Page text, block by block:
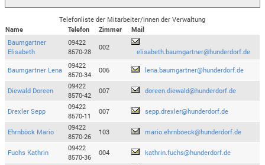
Telefonliste der Mitarbeiter/innen der Verwaltung
Name
Telefon Zimmer
Mail
Baumgartner
Elisabeth
09422
8570-28
002
elisabeth.baumgartner@hunderdorf.de
Baumgartner Lena
09422
8570-34
006 lena.baumgartner@hunderdorf.de
Diewald Doreen
09422
8570-42
007 doreen.diewald@hunderdorf.de
Drexler Sepp
09422
8570-11
007 sepp.drexler@hunderdorf.de
Ehrnböck Mario
09422
8570-26
103 mario.ehrnboeck@hunderdorf.de
Fuchs Kathrin
09422
8570-36
004 kathrin.fuchs@hunderdorf.de